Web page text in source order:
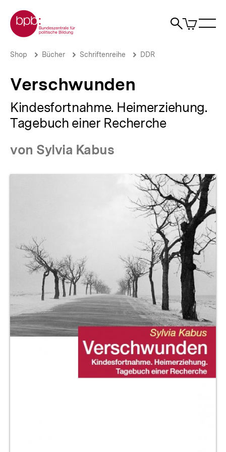
zum
Seiteninhalt
springen
Zur Startseite der bpb
Suche
Artikel
im
Verschwunden
Brotkrümelnavigation
Pfadnavigation
Shop Bücher Schriftenreihe DDR
Verschwunden
Kindesfortnahme. Heimerziehung.
Tagebuch einer Recherche
von Sylvia Kabus